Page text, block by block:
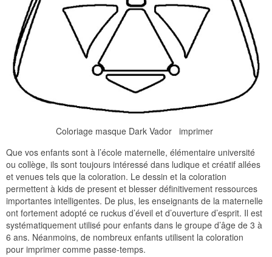
Coloriage masque Dark Vador imprimer
Que vos enfants sont à l’école maternelle, élémentaire université
ou collège, ils sont toujours intéressé dans ludique et créatif allées
et venues tels que la coloration. Le dessin et la coloration
permettent à kids de present et blesser définitivement ressources
importantes intelligentes. De plus, les enseignants de la maternelle
ont fortement adopté ce ruckus d’éveil et d’ouverture d’esprit. Il est
systématiquement utilisé pour enfants dans le groupe d’âge de 3 à
6 ans. Néanmoins, de nombreux enfants utilisent la coloration
pour imprimer comme passe-temps.